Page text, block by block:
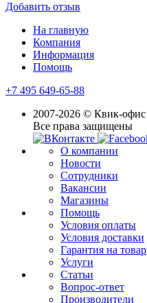
Добавить отзыв
На главную
Компания
Информация
Помощь
+7 495 649-65-88
2007-2026 © Квик-офис
Все права защищены
О компании
Новости
Сотрудники
Вакансии
Магазины
Помощь
Условия оплаты
Условия доставки
Гарантия на товар
Услуги
Статьи
Вопрос-ответ
Производители